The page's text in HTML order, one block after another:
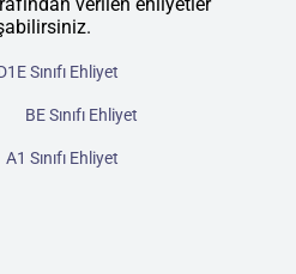
Sınıfı Ehliyet
BE Sınıfı Ehliyet
A1 Sınıfı Ehliyet